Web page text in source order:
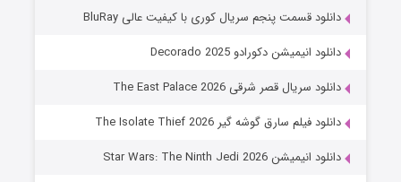
جادوگری در مغولستان
قسمت ۱۴ (زیرنویس) منتشر شد
دانلود قسمت پنجم سریال کوری با کیفیت عالی BluRay
دانلود انیمیشن دکورادو Decorado 2025
دانلود سریال قصر شرقی The East Palace 2026
دانلود فیلم سارق گوشه گیر The Isolate Thief 2026
دانلود انیمیشن Star Wars: The Ninth Jedi 2026